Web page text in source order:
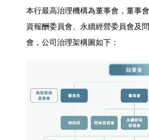
本行最高治理機構為董事會，董事
資報酬委員會、永續經營委員會及
會，公司治理架構圖如下：